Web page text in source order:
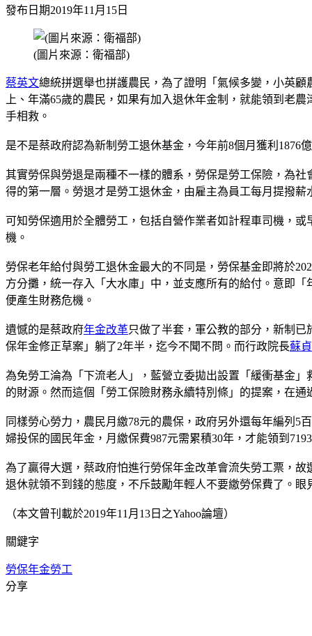
發布日期2019年11月15日
(圖片來源：衛福部)
蔡英文總統拼選舉也拼護農民，為了證明「氣候多變，小英
上、年滿65歲的農民，如果有加入退休年金制，就能領到老
手相救。
是不是蔡政府認為新制勞工退休基金，今年前8個月獲利1876
其實勞保與勞退是兩種不一樣的體系，勞保是勞工保險，為
得的第一層。勞退才是勞工退休金，由雇主為員工每月提撥
可知勞保適用於全體勞工，包括自營作業者如計程車司機，
機。
勞保老年給付與勞工退休金最大的不同是，勞保基金即將於
方分攤，統一存入「大水庫」中，並支應所有的給付。意即
便產生財務危機。
遺憾的是蔡政府年金改革只做了半套，軍公教的部分，新制已
保年金修正草案」躺了2年半，迄今不聞不問。而行政院長蘇
為免勞工淪為「下流老人」，藍營立委拋出設置「緩衝基金
的財源。然而這個「勞工保險財務永續特別條」的提案，在
同樣勞心勞力，農民月繳78元的農保，政府另外還每年編列5
婦投保的國民年金，月繳保費987元需累積30年，才能領到
為了贏得大選，蔡政府怕進行勞保年金改革會流失勞工票，
退休就領不到錢的態度，不斥鼓勵年輕人不要繳勞保費了。
（本文曾刊載於2019年11月13日之Yahoo論壇）
關鍵字
勞保年金勞工
分享